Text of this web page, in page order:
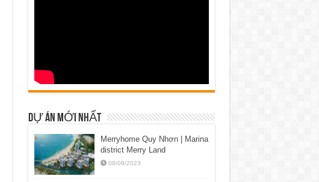
DỰ ÁN MỚI NHẤT
Merryhome Quy Nhơn | Marina
district Merry Land
08/08/2023